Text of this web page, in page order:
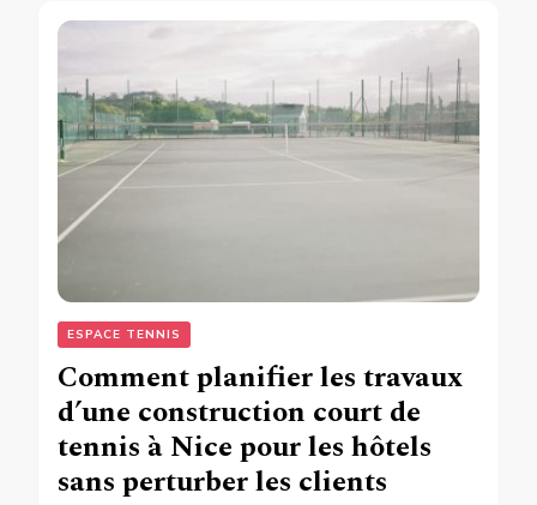
ESPACE TENNIS
Comment planifier les travaux
d’une construction court de
tennis à Nice pour les hôtels
sans perturber les clients